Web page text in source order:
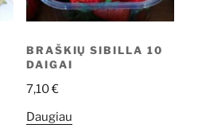
BRAŠKIŲ SIBILLA 10
DAIGAI
7,10€
Daugiau